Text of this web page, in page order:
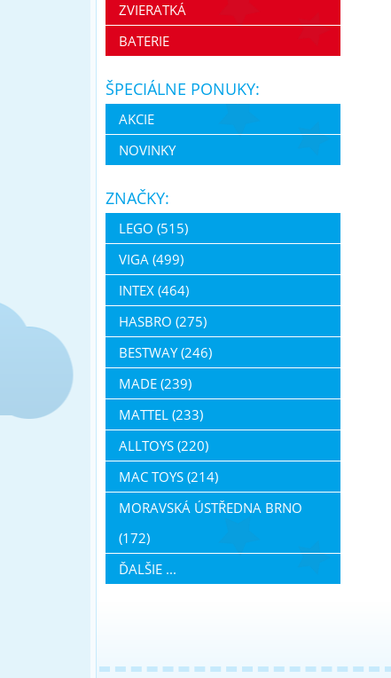
ZVIERATKÁ
BATERIE
ŠPECIÁLNE PONUKY:
AKCIE
NOVINKY
ZNAČKY:
LEGO (515)
VIGA (499)
INTEX (464)
HASBRO (275)
BESTWAY (246)
MADE (239)
MATTEL (233)
ALLTOYS (220)
MAC TOYS (214)
MORAVSKÁ ÚSTŘEDNA BRNO
(172)
ĎALŠIE ...